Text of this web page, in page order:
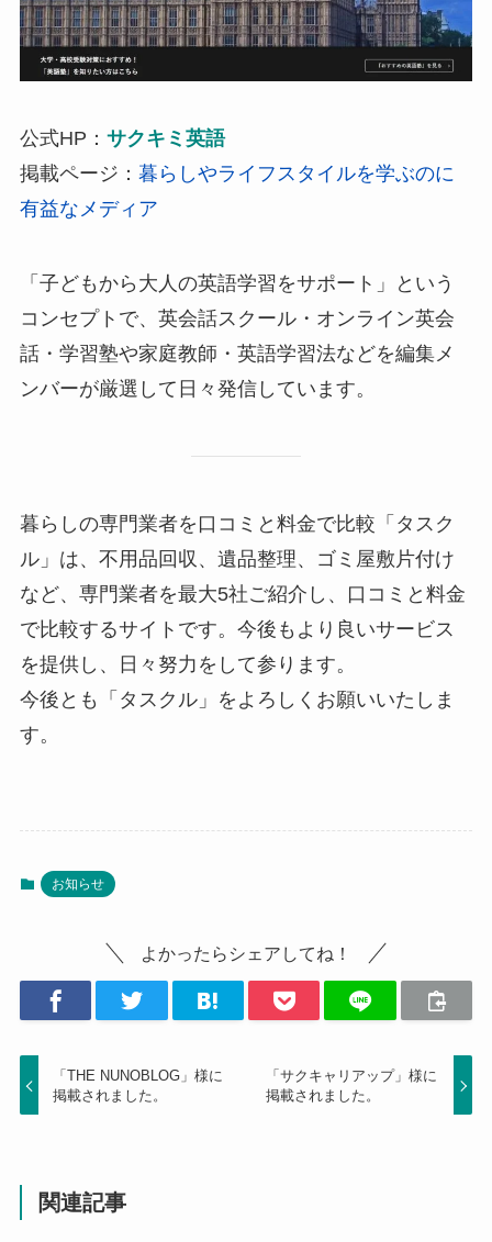
公式HP： サクキミ英語
掲載ページ： 暮らしやライフスタイルを学ぶのに
有益なメディア
「子どもから大人の英語学習をサポート」という
コンセプトで、英会話スクール・オンライン英会
話・学習塾や家庭教師・英語学習法などを編集メ
ンバーが厳選して日々発信しています。
暮らしの専門業者を口コミと料金で比較「タスク
ル」は、不用品回収、遺品整理、ゴミ屋敷片付け
など、専門業者を最大5社ご紹介し、口コミと料金
で比較するサイトです。今後もより良いサービス
を提供し、日々努力をして参ります。
今後とも「タスクル」をよろしくお願いいたしま
す。
お知らせ
よかったらシェアしてね！
「THE NUNOBLOG」様に
掲載されました。
「サクキャリアップ」様に
掲載されました。
関連記事